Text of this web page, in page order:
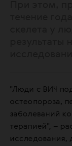
"Люди с ВИЧ
остеопороза,
заболеваний
терапией", –
исследования,